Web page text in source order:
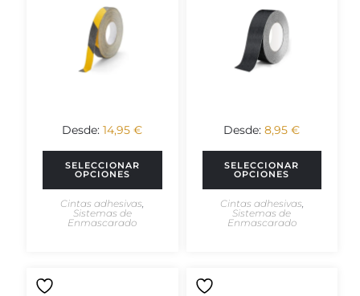
Desde:14,95€
SELECCIONAR
OPCIONES
Cintas adhesivas
Sistemas de
Enmascarado
Desde: 8,95€
SELECCIONAR
OPCIONES
Cintas adhesivas
Sistemas de
Enmascarado